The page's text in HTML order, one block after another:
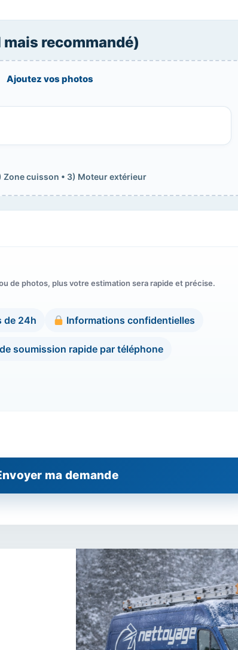
recommandé)
Ajoutez vos photos
Zone cuisson • 3) Moteur extérieur
de photos, plus votre estimation sera rapide et précise.
de 24h Informations confidentielles
soumission rapide par téléphone